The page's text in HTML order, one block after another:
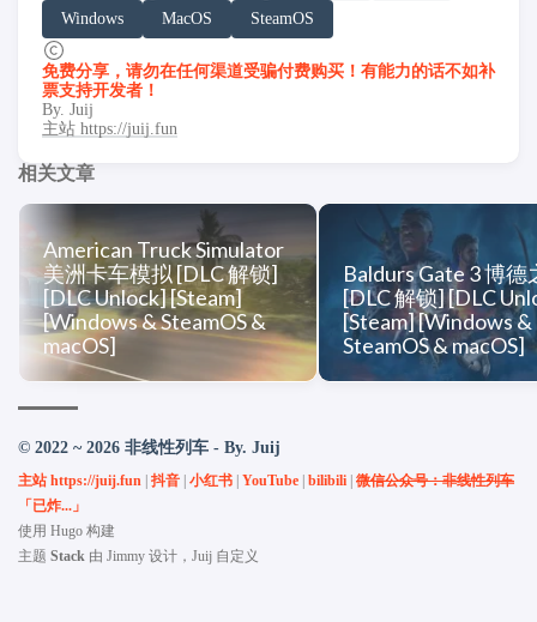
Windows MacOS SteamOS
免费分享，请勿在任何渠道受骗付费购买！有能力的话不如补
票支持开发者！
By. Juij
主站 https://juij.fun
相关文章
American Truck Simulator
美洲卡车模拟 [DLC 解锁]
[DLC Unlock] [Steam]
[Windows & SteamOS &
macOS]
Baldurs Gate 3 博德
[DLC 解锁] [DLC
[Steam] [Windows &
SteamOS & macOS]
© 2022 ~ 2026 非线性列车 - By. Juij
主站 https://juij.fun 抖音 小红书 YouTube bilibili 微信公众号：非线性列车
「已炸...」
使用 Hugo 构建
主题 Stack 由 Jimmy 设计，Juij 自定义